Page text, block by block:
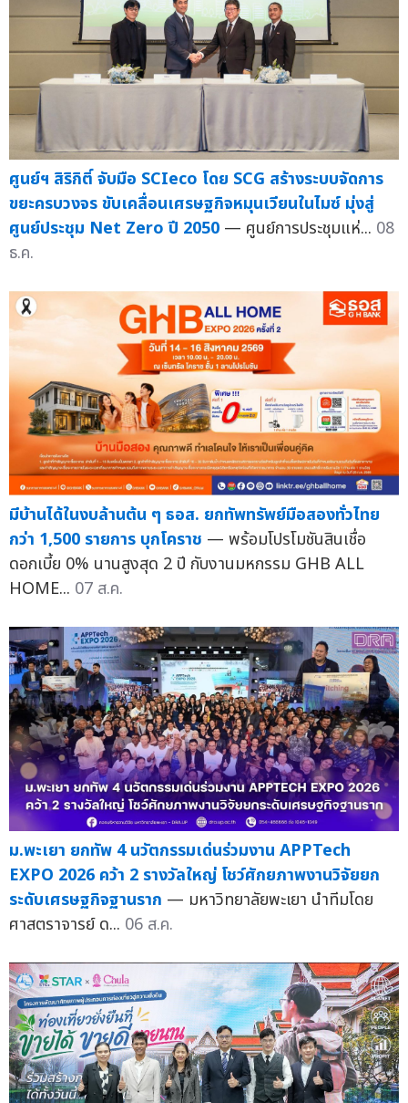
ศูนย์ฯ สิริกิติ์ จับมือ SCIeco โดย SCG สร้างระบบจัดการ
ขยะครบวงจร ขับเคลื่อนเศรษฐกิจหมุนเวียนในไมซ์ มุ่งสู่
ศูนย์ประชุม Net Zero ปี 2050 — ศูนย์การประชุมแห่... 08
ธ.ค.
มีบ้านได้ในงบล้านต้น ๆ ธอส. ยกทัพทรัพย์มือสองทั่วไทย
กว่า 1,500 รายการ บุกโคราช — พร้อมโปรโมชันสินเชื่อ
ดอกเบี้ย 0% นานสูงสุด 2 ปี กับงานมหกรรม GHB ALL
HOME... 07 ส.ค.
ม.พะเยา ยกทัพ 4 นวัตกรรมเด่นร่วมงาน APPTech
EXPO 2026 คว้า 2 รางวัลใหญ่ โชว์ศักยภาพงานวิจัยยก
ระดับเศรษฐกิจฐานราก — มหาวิทยาลัยพะเยา นำทีมโดย
ศาสตราจารย์ ด... 06 ส.ค.